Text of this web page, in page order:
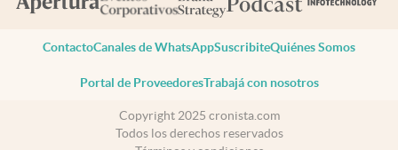
ContactoCanales de WhatsAppSuscribiteQuiénes Somos
Portal de ProveedoresTrabajá con nosotros
Copyright 2025 cronista.com
Todos los derechos reservados